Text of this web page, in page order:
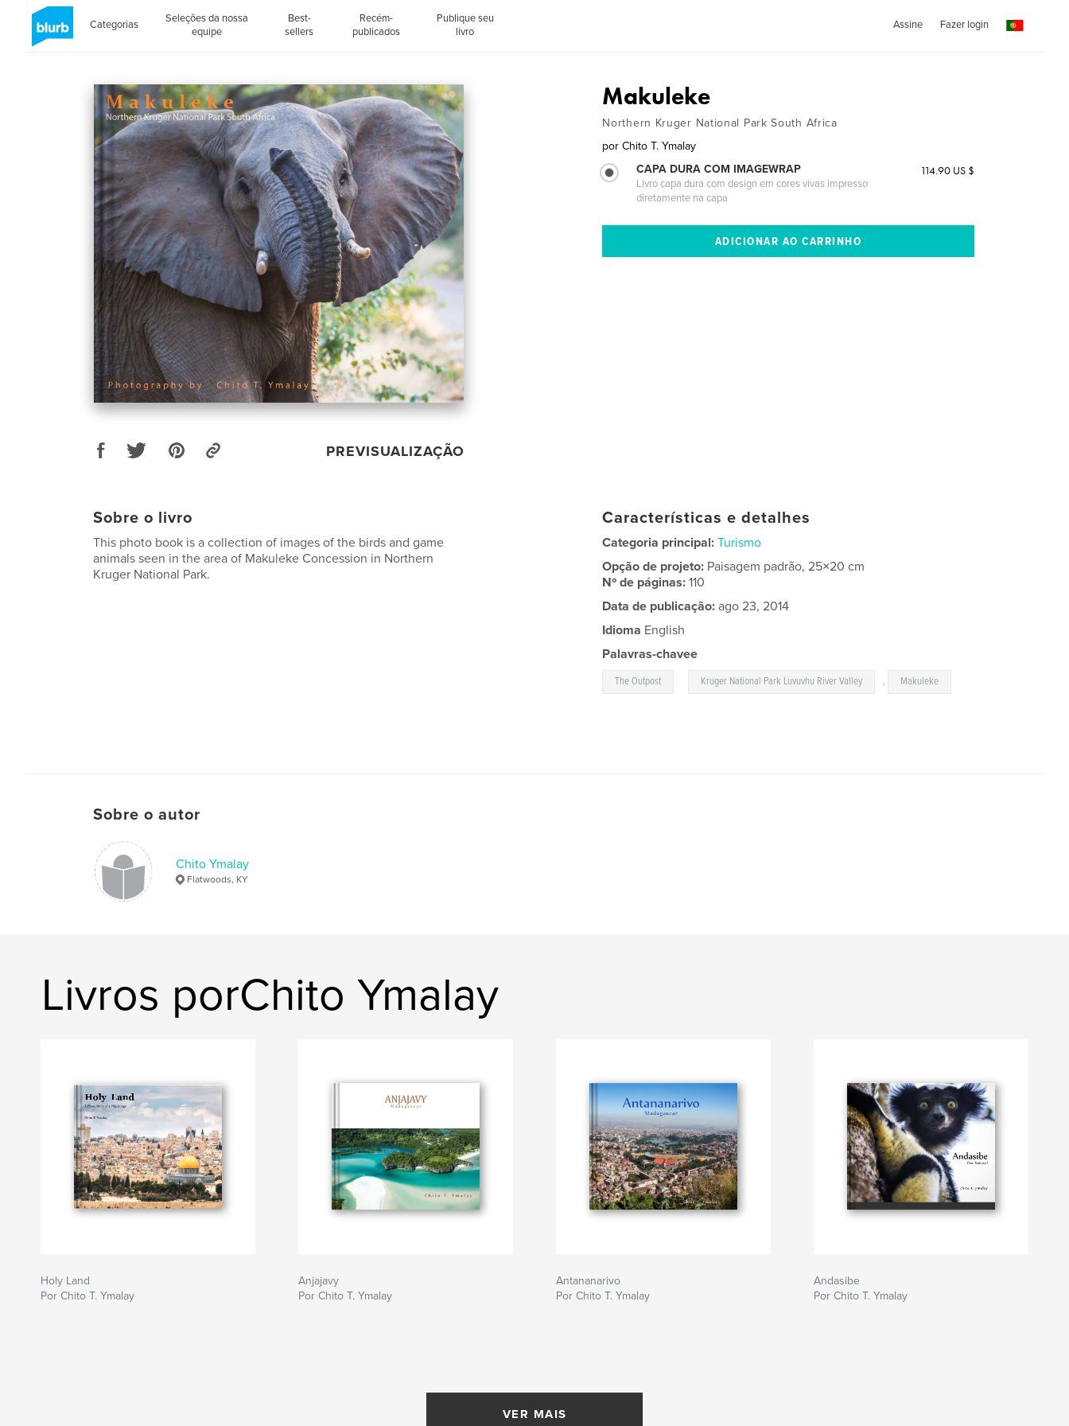
Categorias
Seleções da nossa
equipe
Best-
sellers
Recém-
publicados
Publique seu
livro
Assine Fazer login
PREVISUALIZAÇÃO
Makuleke
Northern Kruger National Park South Africa
por Chito T. Ymalay
CAPA DURA COM IMAGEWRAP
Livro capa dura com design em cores vivas impresso
diretamente na capa
114.90 US $
Sobre o livro
This photo book is a collection of images of the birds and game
animals seen in the area of Makuleke Concession in Northern
Kruger National Park.
Características e detalhes
Categoria principal: Turismo
Opção de projeto: Paisagem padrão, 25×20 cm
Nº de páginas:110
Data de publicação: ago 23, 2014
Idioma English
Palavras-chavee
The Outpost Kruger National Park Luvuvhu River Valley , Makuleke
Sobre o autor
Chito Ymalay
Flatwoods, KY
Livros porChito Ymalay
Holy Land
Por Chito T. Ymalay
Anjajavy
Por Chito T. Ymalay
Antananarivo
Por Chito T. Ymalay
Andasibe
Por Chito T. Ymalay
VER MAIS